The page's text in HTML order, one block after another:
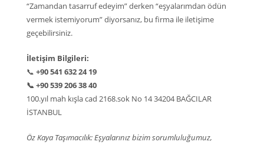
“Zamandan tasarruf edeyim” derken “eşyalarımdan ödün
vermek istemiyorum” diyorsanız, bu firma ile iletişime
geçebilirsiniz.
İletişim Bilgileri:
📞 +90 541 632 24 19
📞 +90 539 206 38 40
100.yıl mah kışla cad 2168.sok No 14 34204 BAĞCILAR
İSTANBUL
Öz Kaya Taşımacılık: Eşyalarınız bizim sorumluluğumuz,